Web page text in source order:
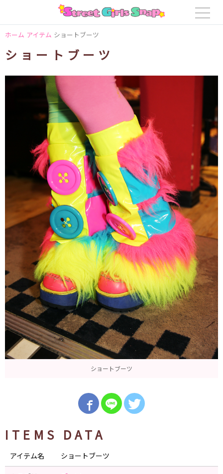
ホーム アイテム ショートブーツ
ショートブーツ
ショートブーツ
ITEMS DATA
アイテム名 ショートブーツ